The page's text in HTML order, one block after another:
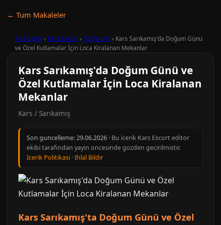
← Tum Makaleler
Ana Sayfa › Kars Escort› Sarıkamış › Kars Sarıkamış'da Doğum Günü
ve Özel Kutlamalar İçin Loca Kiralanan Mekanlar
Kars Sarıkamış'da Doğum Günü ve
Özel Kutlamalar İçin Loca Kiralanan
Mekanlar
Kars / Sarıkamış
Son guncelleme:29.06.2026 · Bu icerik Kars Escort editor
ekibi tarafindan yayin oncesinde gozden gecirilmistir.
Icerik Politikasi ·Ihlal Bildir
Kars Sarıkamış'ta Doğum Günü ve Özel